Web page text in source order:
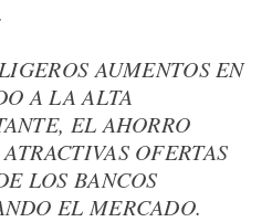
AUMENTOS EN
A LA ALTA
EL AHORRO
OFERTAS
LOS BANCOS
EL MERCADO.